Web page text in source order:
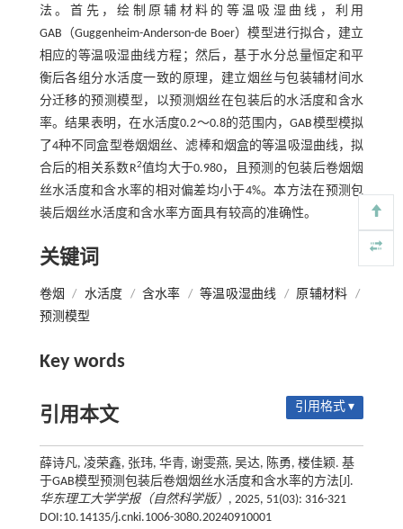
法。首先，绘制原辅材料的等温吸湿曲线，利用
GAB（Guggenheim-Anderson-de Boer）模型进行拟合，建立
相应的等温吸湿曲线方程；然后，基于水分总量恒定和平
衡后各组分水活度一致的原理，建立烟丝与包装辅材间水
分迁移的预测模型，以预测烟丝在包装后的水活度和含水
率。结果表明，在水活度0.2～0.8的范围内，GAB模型模拟
了4种不同盒型卷烟烟丝、滤棒和烟盒的等温吸湿曲线，拟
合后的相关系数R2值均大于0.980，且预测的包装后卷烟烟
丝水活度和含水率的相对偏差均小于4%。本方法在预测包
装后烟丝水活度和含水率方面具有较高的准确性。
关键词
卷烟 / 水活度 / 含水率 / 等温吸湿曲线 / 原辅材料 /
预测模型
Key words
引用本文 引用格式 ▾
薛诗凡, 凌荣鑫, 张玮, 华青, 谢雯燕, 吴达, 陈勇, 楼佳颖. 基
于GAB模型预测包装后卷烟烟丝水活度和含水率的方法[J].
华东理工大学学报（自然科学版） , 2025, 51(03): 316-321
DOI:10.14135/j.cnki.1006-3080.20240910001